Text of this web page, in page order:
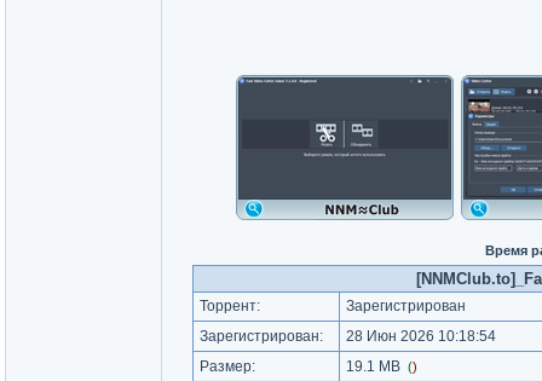
Время
Торрент:
Зарегистрирован
Зарегистрирован:
28 Июн 2026 10:18:54
Размер:
19.1 MB ()